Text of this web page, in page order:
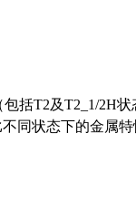
括T2及T2_1/2H状
同状态下的金属特